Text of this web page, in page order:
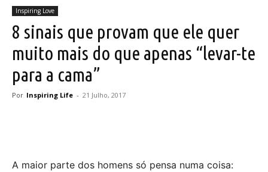
Inspiring Love
8 sinais que provam que ele quer
muito mais do que apenas “levar-te
para a cama”
Por Inspiring Life - 21 Julho, 2017
A maior parte dos homens só pensa numa coisa: